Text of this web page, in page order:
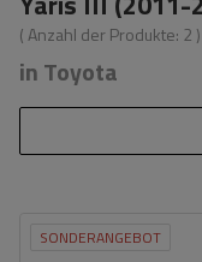
( Anzahl der Produkte: 2 )
in Toyota
SONDERANGEBOT